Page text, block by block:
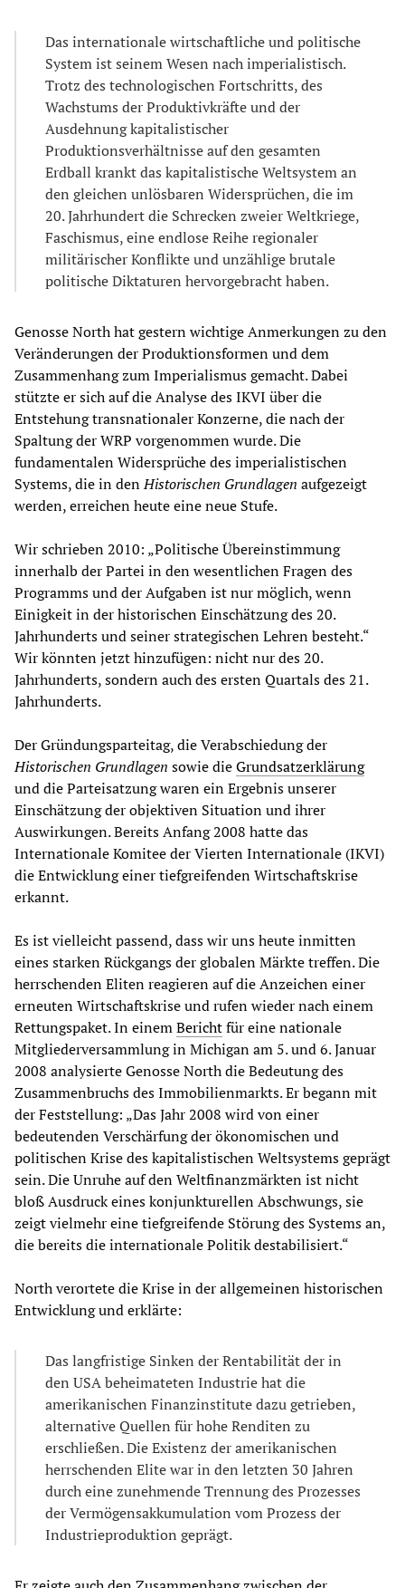
Das internationale wirtschaftliche und politische
System ist seinem Wesen nach imperialistisch.
Trotz des technologischen Fortschritts, des
Wachstums der Produktivkräfte und der
Ausdehnung kapitalistischer
Produktionsverhältnisse auf den gesamten
Erdball krankt das kapitalistische Weltsystem an
den gleichen unlösbaren Widersprüchen, die im
20. Jahrhundert die Schrecken zweier Weltkriege,
Faschismus, eine endlose Reihe regionaler
militärischer Konflikte und unzählige brutale
politische Diktaturen hervorgebracht haben.
Genosse North hat gestern wichtige Anmerkungen zu den
Veränderungen der Produktionsformen und dem
Zusammenhang zum Imperialismus gemacht. Dabei
stützte er sich auf die Analyse des IKVI über die
Entstehung transnationaler Konzerne, die nach der
Spaltung der WRP vorgenommen wurde. Die
fundamentalen Widersprüche des imperialistischen
Systems, die in denHistorischen Grundlagen aufgezeigt
werden, erreichen heute eine neue Stufe.
Wir schrieben 2010: „Politische Übereinstimmung
innerhalb der Partei in den wesentlichen Fragen des
Programms und der Aufgaben ist nur möglich, wenn
Einigkeit in der historischen Einschätzung des 20.
Jahrhunderts und seiner strategischen Lehren besteht.“
Wir könnten jetzt hinzufügen: nicht nur des 20.
Jahrhunderts, sondern auch des ersten Quartals des 21.
Jahrhunderts.
Der Gründungsparteitag, die Verabschiedung der
Historischen Grundlagen sowie dieGrundsatzerklärung
und die Parteisatzung waren ein Ergebnis unserer
Einschätzung der objektiven Situation und ihrer
Auswirkungen. Bereits Anfang 2008 hatte das
Internationale Komitee der Vierten Internationale (IKVI)
die Entwicklung einer tiefgreifenden Wirtschaftskrise
erkannt.
Es ist vielleicht passend, dass wir uns heute inmitten
eines starken Rückgangs der globalen Märkte treffen. Die
herrschenden Eliten reagieren auf die Anzeichen einer
erneuten Wirtschaftskrise und rufen wieder nach einem
Rettungspaket. In einemBerichtfür eine nationale
Mitgliederversammlung in Michigan am 5. und 6. Januar
2008 analysierte Genosse North die Bedeutung des
Zusammenbruchs des Immobilienmarkts. Er begann mit
der Feststellung: „Das Jahr 2008 wird von einer
bedeutenden Verschärfung der ökonomischen und
politischen Krise des kapitalistischen Weltsystems geprägt
sein. Die Unruhe auf den Weltfinanzmärkten ist nicht
bloß Ausdruck eines konjunkturellen Abschwungs, sie
zeigt vielmehr eine tiefgreifende Störung des Systems an,
die bereits die internationale Politik destabilisiert.“
North verortete die Krise in der allgemeinen historischen
Entwicklung und erklärte:
Das langfristige Sinken der Rentabilität der in
den USA beheimateten Industrie hat die
amerikanischen Finanzinstitute dazu getrieben,
alternative Quellen für hohe Renditen zu
erschließen. Die Existenz der amerikanischen
herrschenden Elite war in den letzten 30 Jahren
durch eine zunehmende Trennung des Prozesses
der Vermögensakkumulation vom Prozess der
Industrieproduktion geprägt.